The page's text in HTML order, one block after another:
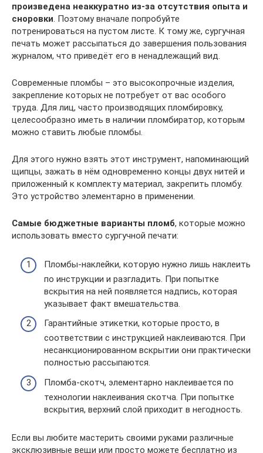
произведена неаккуратно из-за отсутствия опыта и
сноровки. Поэтому вначале попробуйте
потренироваться на пустом листе. К тому же, сургучная
печать может рассыпаться до завершения пользования
журналом, что приведёт его в ненадлежащий вид.
Современные пломбы – это высокопрочные изделия,
закрепление которых не потребует от вас особого
труда. Для лиц, часто производящих пломбировку,
целесообразно иметь в наличии пломбиратор, которым
можно ставить любые пломбы.
Для этого нужно взять этот инструмент, напоминающий
щипцы, зажать в нём одновременно концы двух нитей и
приложенный к комплекту материал, закрепить пломбу.
Это устройство элементарно в применении.
Самые бюджетные варианты пломб, которые можно
использовать вместо сургучной печати:
Пломбы-наклейки, которую нужно лишь наклеить
по инструкции и разгладить. При попытке
вскрытия на ней появляется надпись, которая
указывает факт вмешательства.
Гарантийные этикетки, которые просто, в
соответствии с инструкцией наклеиваются. При
несанкционированном вскрытии они практически
полностью рассыпаются.
Пломба-скотч, элементарно наклеивается по
технологии наклеивания скотча. При попытке
вскрытия, верхний слой приходит в негодность.
Если вы любите мастерить своими руками различные
эксклюзивные вещи или просто можете бесплатно из